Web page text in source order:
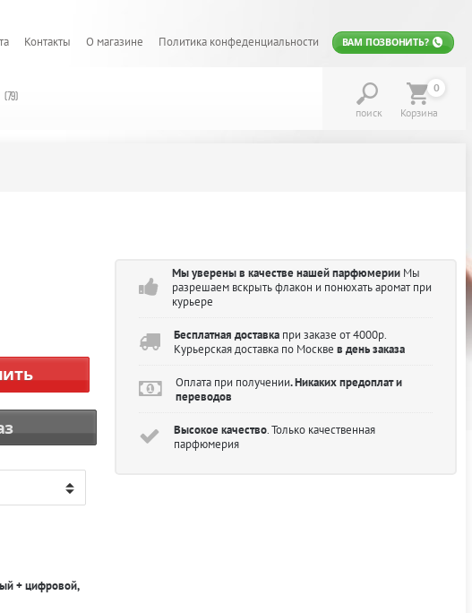
Контакты О магазине Политика конфеденциальности ВАМ ПОЗВОНИТЬ?
(79)
поиск
0
Корзина
+ цифровой,
Мы уверены в качестве нашей парфюмерииМы
разрешаем вскрыть флакон и понюхать аромат при
курьере
Бесплатная доставкапри заказе от 4000р.
Курьерская доставка по Москве в день заказа
Оплата при получении. Никаких предоплат и
переводов
Высокое качество. Только качественная
парфюмерия